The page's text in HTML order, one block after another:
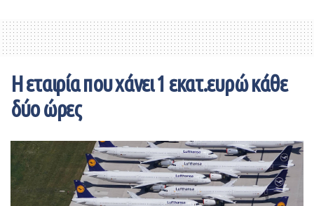
Επιπλέον, η πλειοψηφία των ξενοδοχείων παραμένουν
κλειστά και πολλές μεταποιητικές επιχειρήσεις
Ως εκ τούτου, σημειώνει το επιμελητήριο, οι δικαιούχοι
επιδοτήσεων από το ΕΣΠΑ, ζητούν να δοθεί εκ νέου
κονδυλίων, όπως είχε γίνει και κατά την πρώτη περίοδο
της καραντίνας, την άνοιξη του 2020.
Το ΒΕΑ στην επιστολή του, επισημαίνει ότι «δυστυχώς η
Η εταιρία που χάνει 1 εκατ.ευρώ κάθε
δύο ώρες